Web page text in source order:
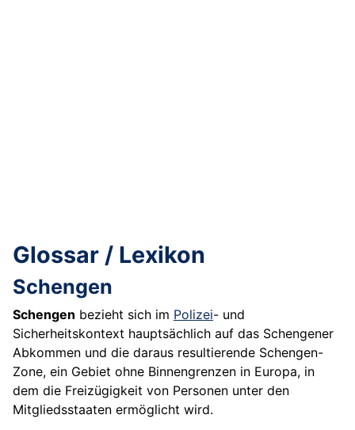
Glossar / Lexikon
Schengen
Schengen bezieht sich im Polizei- und
Sicherheitskontext hauptsächlich auf das Schengener
Abkommen und die daraus resultierende Schengen-
Zone, ein Gebiet ohne Binnengrenzen in Europa, in
dem die Freizügigkeit von Personen unter den
Mitgliedsstaaten ermöglicht wird.